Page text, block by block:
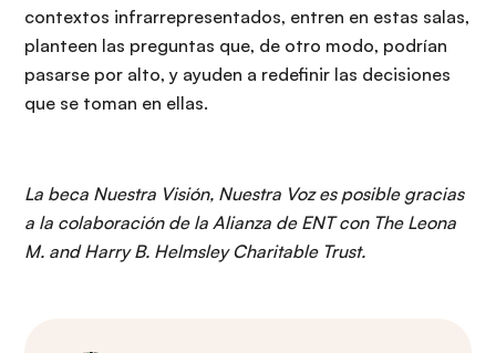
contextos infrarrepresentados, entren en estas salas,
planteen las preguntas que, de otro modo, podrían
pasarse por alto, y ayuden a redefinir las decisiones
que se toman en ellas.
La beca Nuestra Visión, Nuestra Voz es posible gracias
a la colaboración de la Alianza de ENT con The Leona
M. and Harry B. Helmsley Charitable Trust.